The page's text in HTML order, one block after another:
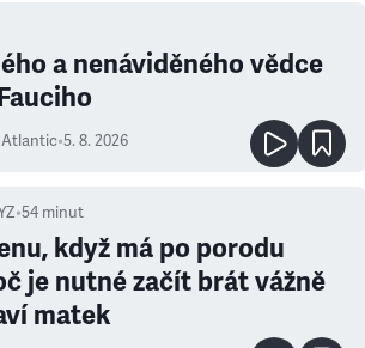
a nenáviděného vědce
Atlantic•5. 8. 2026
•54 minut
když má po porodu
je nutné začít brát vážně
matek